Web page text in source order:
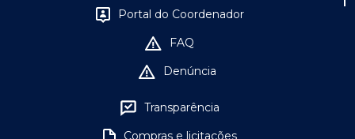
Portal do Coordenador
FAQ
Denúncia
Transparência
Compras e licitações